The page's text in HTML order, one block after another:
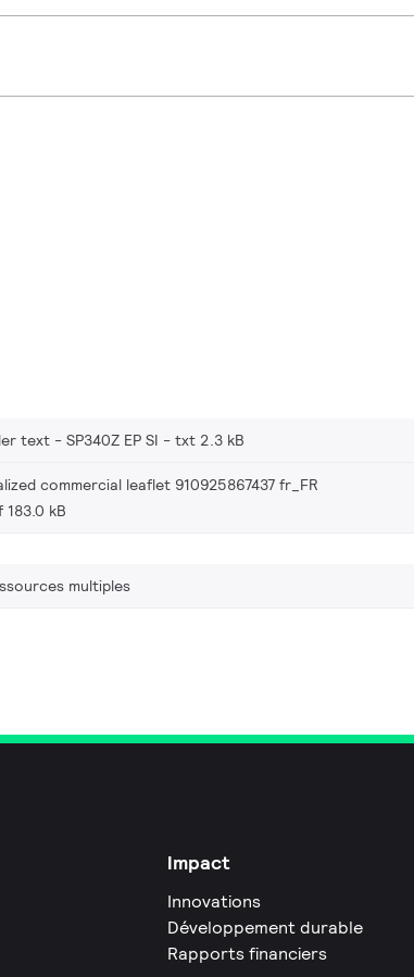
text - SP340Z EP SI txt 2.3 kB
commercial leaflet 910925867437 fr_FR
183.0 kB
multiples
Impact
Innovations
Développement durable
Rapports financiers